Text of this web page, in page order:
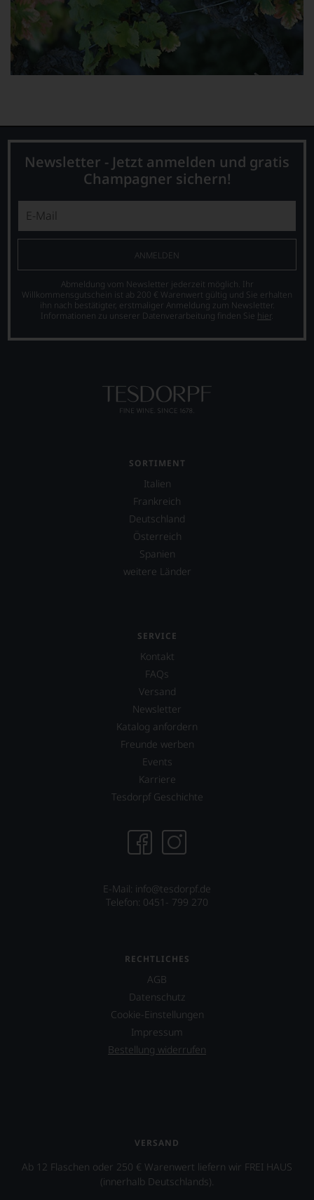
Newsletter - Jetzt anmelden und gratis
Champagner sichern!
ANMELDEN
Abmeldung vom Newsletter jederzeit möglich. Ihr
Willkommensgutschein ist ab 200 € Warenwert gültig und Sie erhalten
ihn nach bestätigter, erstmaliger Anmeldung zum Newsletter.
Informationen zu unserer Datenverarbeitung finden Sie hier.
SORTIMENT
Italien
Frankreich
Deutschland
Österreich
Spanien
weitere Länder
SERVICE
Kontakt
FAQs
Versand
Newsletter
Katalog anfordern
Freunde werben
Events
Karriere
Tesdorpf Geschichte
E-Mail: info@tesdorpf.de
Telefon: 0451- 799 270
RECHTLICHES
AGB
Datenschutz
Cookie-Einstellungen
Impressum
Bestellung widerrufen
VERSAND
Ab 12 Flaschen oder 250 € Warenwert liefern wir FREI HAUS
(innerhalb Deutschlands).